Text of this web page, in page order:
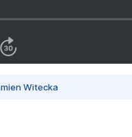
Witecka